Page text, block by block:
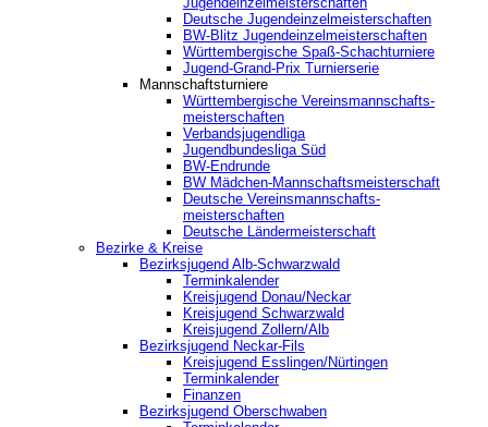
Deutsche Jugendeinzelmeisterschaften
BW-Blitz Jugendeinzelmeisterschaften
Württembergische Spaß-Schachturniere
Jugend-Grand-Prix Turnierserie
Mannschaftsturniere
Württembergische Vereinsmannschafts-
meisterschaften
Verbandsjugendliga
Jugendbundesliga Süd
BW-Endrunde
BW Mädchen-Mannschaftsmeisterschaft
Deutsche Vereinsmannschafts-
meisterschaften
Deutsche Ländermeisterschaft
Bezirke & Kreise
Bezirksjugend Alb-Schwarzwald
Terminkalender
Kreisjugend Donau/Neckar
Kreisjugend Schwarzwald
Kreisjugend Zollern/Alb
Bezirksjugend Neckar-Fils
Kreisjugend ‎Esslingen/Nürtingen
Terminkalender
Finanzen
Bezirksjugend Oberschwaben